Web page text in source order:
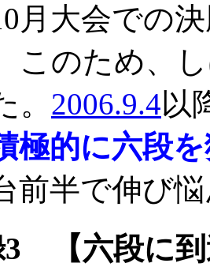
月大会での
このため、
2006.9.4以
極的に六段
前半で伸び
3 【六段に